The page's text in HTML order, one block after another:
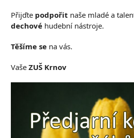
Přijďte podpořit naše mladé a
dechové hudební nástroje.
Těšíme se na vás.
VašeZUŠ Krnov